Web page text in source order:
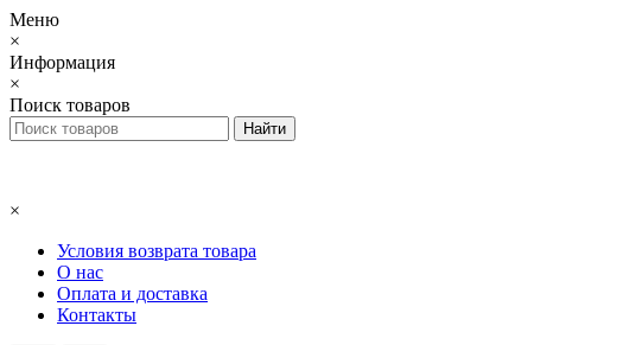
Меню
×
Информация
×
Поиск товаров
×
Условия возврата товара
О нас
Оплата и доставка
Контакты